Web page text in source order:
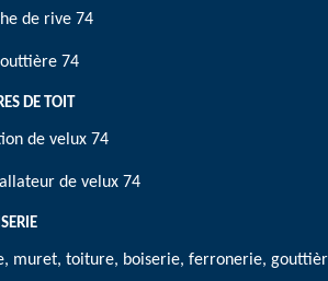
de rive 74
74
DE TOIT
de velux 74
de velux 74
muret, toiture, boiserie, ferronerie,